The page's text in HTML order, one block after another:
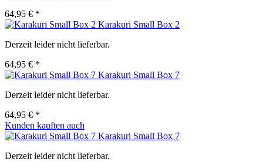
64,95 € *
Karakuri Small Box 2
Derzeit leider nicht lieferbar.
64,95 € *
Karakuri Small Box 7
Derzeit leider nicht lieferbar.
64,95 € *
Kunden kauften auch
Karakuri Small Box 7
Derzeit leider nicht lieferbar.